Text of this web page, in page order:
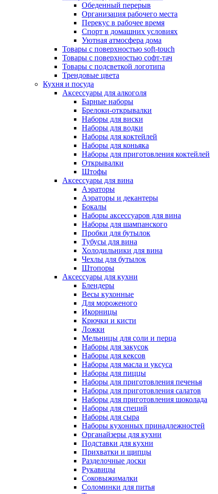
Обеденный перерыв
Организация рабочего места
Перекус в рабочее время
Спорт в домашних условиях
Уютная атмосфера дома
Товары с поверхностью soft-touch
Товары с поверхностью софт-тач
Товары с подсветкой логотипа
Трендовые цвета
Кухня и посуда
Аксессуары для алкоголя
Барные наборы
Брелоки-открывалки
Наборы для виски
Наборы для водки
Наборы для коктейлей
Наборы для коньяка
Наборы для приготовления коктейлей
Открывалки
Штофы
Аксессуары для вина
Аэраторы
Аэраторы и декантеры
Бокалы
Наборы аксессуаров для вина
Наборы для шампанского
Пробки для бутылок
Тубусы для вина
Холодильники для вина
Чехлы для бутылок
Штопоры
Аксессуары для кухни
Блендеры
Весы кухонные
Для мороженого
Икорницы
Крючки и кисти
Ложки
Мельницы для соли и перца
Наборы для закусок
Наборы для кексов
Наборы для масла и уксуса
Наборы для пиццы
Наборы для приготовления печенья
Наборы для приготовления салатов
Наборы для приготовления шоколада
Наборы для специй
Наборы для сыра
Наборы кухонных принадлежностей
Органайзеры для кухни
Подставки для кухни
Прихватки и щипцы
Разделочные доски
Рукавицы
Соковыжималки
Соломинки для питья